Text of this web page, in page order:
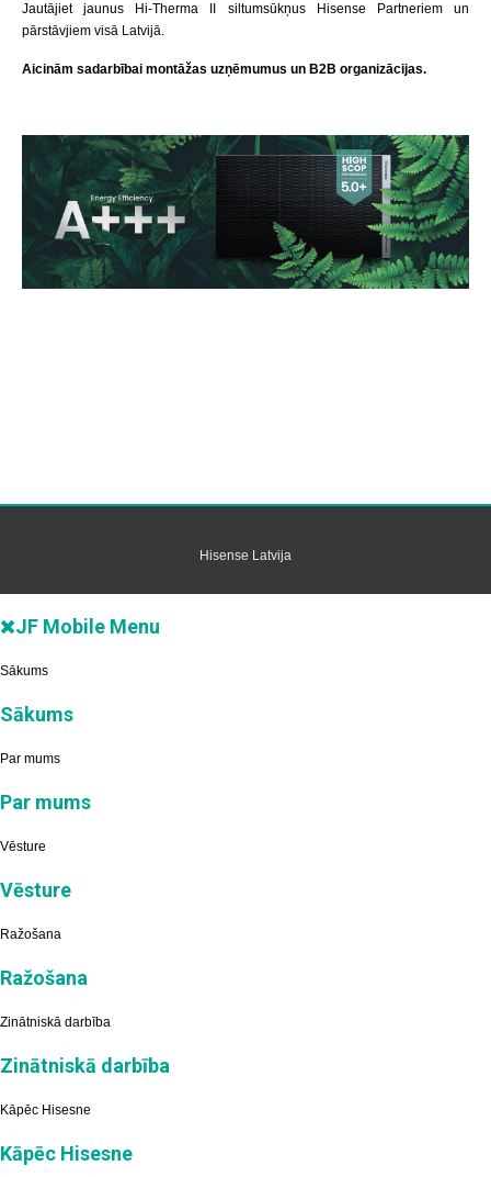
Jautājiet jaunus Hi-Therma II siltumsūkņus Hisense Partneriem un
pārstāvjiem visā Latvijā.
Aicinām sadarbībai montāžas uzņēmumus un B2B organizācijas.
Hisense Latvija
JF Mobile Menu
Sākums
Sākums
Par mums
Par mums
Vēsture
Vēsture
Ražošana
Ražošana
Zinātniskā darbība
Zinātniskā darbība
Kāpēc Hisesne
Kāpēc Hisesne